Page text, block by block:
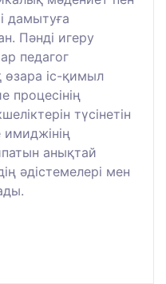
дамытуға
Пәнді игеру
педагог
өзара іс-қимыл
процесінің
түсінетін
анықтай
әдістемелері мен